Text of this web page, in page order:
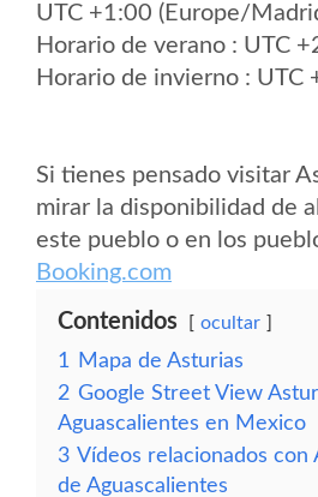
UTC +1:00 (Europe/
Horario de verano : UTC
Horario de invierno : UTC
Si tienes pensado visitar
mirar la disponibilidad de
este pueblo o en los
Booking.com
Contenidos ocultar
1
Mapa de Asturias
2 Google Street View
Aguascalientes en Mexico
3 Vídeos relacionados con
de Aguascalientes